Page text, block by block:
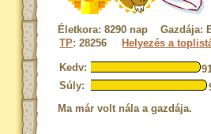
Életkora: 8290 nap Gazdája:
TP: 28256 Helyezés a
Kedv:
Súly:
Ma már volt nála a gazdája.